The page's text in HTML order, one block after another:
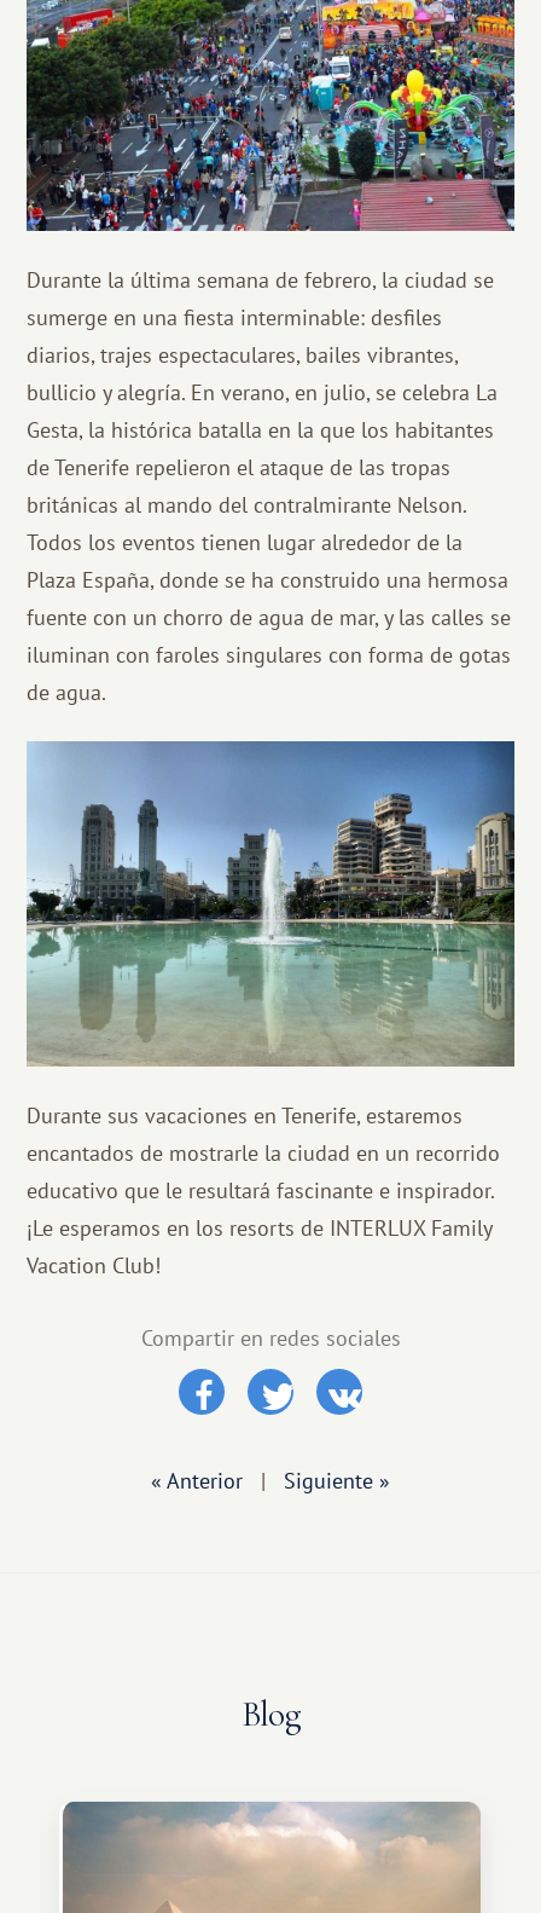
Durante la última semana de febrero, la ciudad se
sumerge en una fiesta interminable: desfiles
diarios, trajes espectaculares, bailes vibrantes,
bullicio y alegría. En verano, en julio, se celebra La
Gesta, la histórica batalla en la que los habitantes
de Tenerife repelieron el ataque de las tropas
británicas al mando del contralmirante Nelson.
Todos los eventos tienen lugar alrededor de la
Plaza España, donde se ha construido una hermosa
fuente con un chorro de agua de mar, y las calles se
iluminan con faroles singulares con forma de gotas
de agua.
Durante sus vacaciones en Tenerife, estaremos
encantados de mostrarle la ciudad en un recorrido
educativo que le resultará fascinante e inspirador.
¡Le esperamos en los resorts de INTERLUX Family
Vacation Club!
Compartir en redes sociales
« Anterior | Siguiente »
Blog